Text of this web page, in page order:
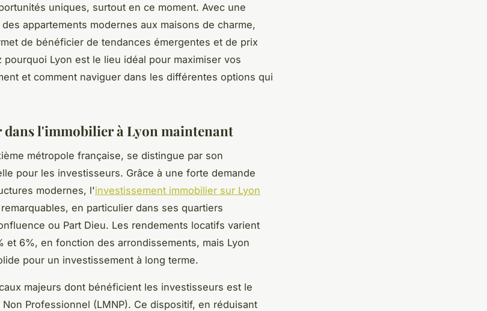
uniques, surtout en ce moment. Avec une
appartements modernes aux maisons de charme,
de bénéficier de tendances émergentes et de prix
Lyon est le lieu idéal pour maximiser vos
et comment naviguer dans les différentes options qui
l'immobilier à Lyon maintenant
métropole française, se distingue par son
pour les investisseurs. Grâce à une forte demande
modernes, l'investissement immobilier sur Lyon
en particulier dans ses quartiers
ou Part Dieu. Les rendements locatifs varient
et 6%, en fonction des arrondissements, mais Lyon
pour un investissement à long terme.
majeurs dont bénéficient les investisseurs est le
Professionnel (LMNP). Ce dispositif, en réduisant